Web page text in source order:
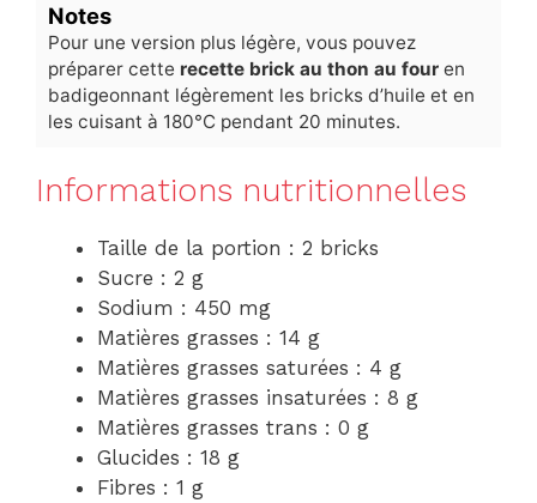
Notes
Pour une version plus légère, vous pouvez
préparer cette recette brick au thon au four en
badigeonnant légèrement les bricks d’huile et en
les cuisant à 180°C pendant 20 minutes.
Informations nutritionnelles
Taille de la portion : 2 bricks
Sucre : 2 g
Sodium : 450 mg
Matières grasses : 14 g
Matières grasses saturées : 4 g
Matières grasses insaturées : 8 g
Matières grasses trans : 0 g
Glucides : 18 g
Fibres : 1 g